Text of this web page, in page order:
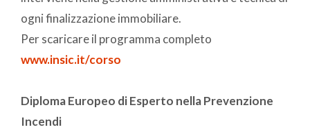
ogni finalizzazione immobiliare.
Per scaricare il programma completo
www.insic.it/corso
Diploma Europeo di Esperto nella Prevenzione
Incendi